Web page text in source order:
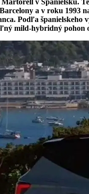
a v roku 1993
Podľa španielskeho
mild-hybridný pohon